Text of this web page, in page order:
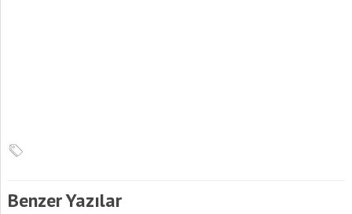
Benzer Yazılar